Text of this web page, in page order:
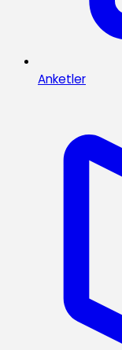
Anketler